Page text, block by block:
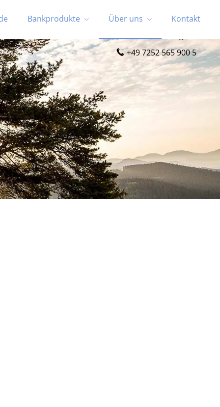
Bankprodukte Über uns
Kontakt
Wir helfen Ihnen gerne
+49 7252 565 900 5